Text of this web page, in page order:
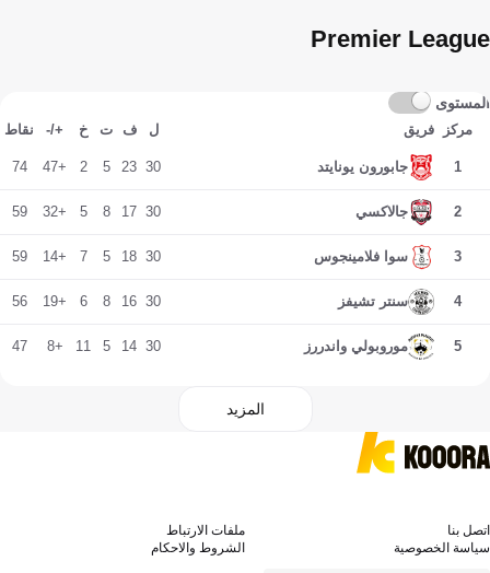
Premier League
المستوى
مركز فريق ل ف ت خ +/- نقاط
1 جابورون يونايتد 30
23
5
2
+47
74
2 جالاكسي 30
17
8
5
+32
59
3 سوا فلامينجوس 30
18
5
7
+14
59
4 سنتر تشيفز 30
16
8
6
+19
56
5 موروبولي واندررز 30
14
5
11
+8
47
المزيد
اتصل بنا
ملفات الارتباط
سياسة الخصوصية
الشروط والاحكام